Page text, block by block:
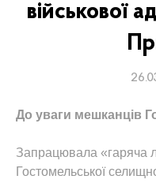
військової
До уваги мешканців
Запрацювала «гаряча
Гостомельської